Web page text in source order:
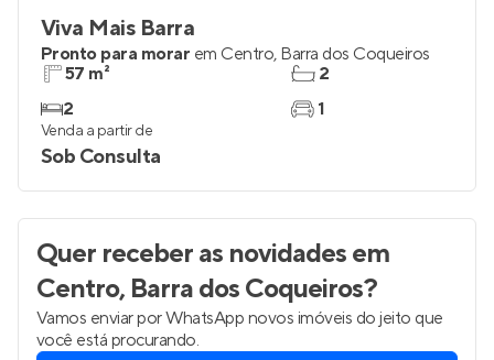
Viva Mais Barra
Pronto para morar em Centro, Barra dos Coqueiros
57 m²
2
2
1
Venda a partir de
Sob Consulta
Quer receber as novidadesem
Centro, Barra dos Coqueiros?
Vamos enviar por WhatsApp novos imóveis do jeito que
você está procurando.